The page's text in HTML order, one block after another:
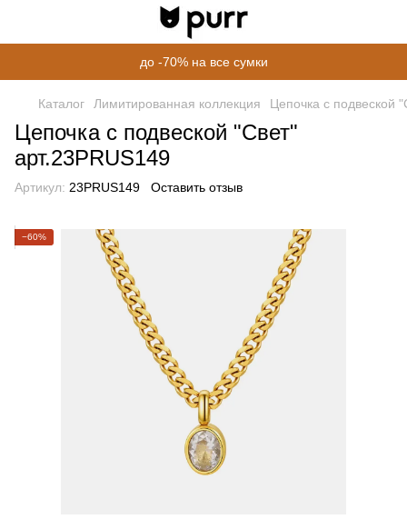
до -70% на все сумки
Каталог Лимитированная коллекция Цепочка с подвеской
Цепочка с подвеской "Свет"
арт.23PRUS149
Артикул: 23PRUS149 Оставить отзыв
−60%